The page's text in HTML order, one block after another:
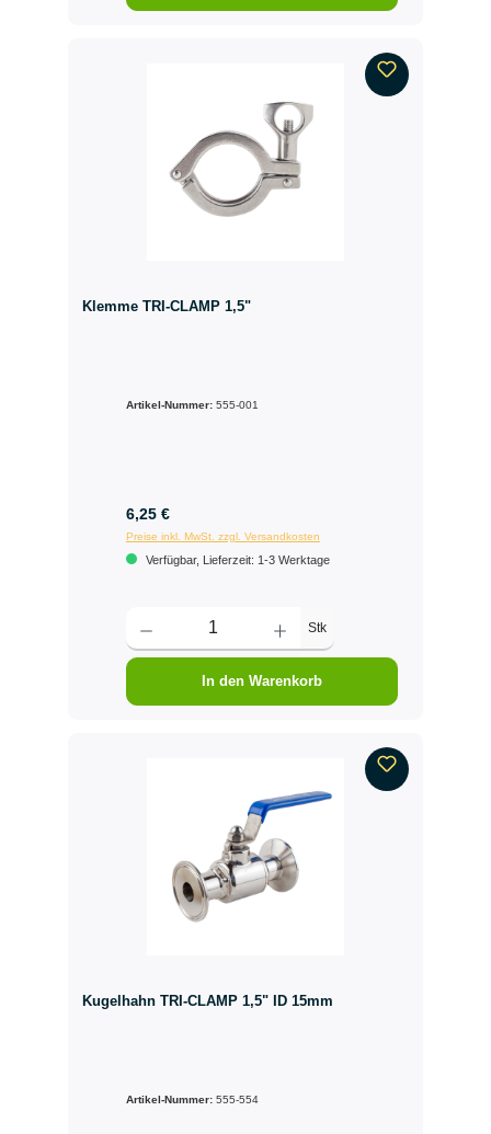
Klemme TRI-CLAMP 1,5"
Artikel-Nummer: 555-001
6,25 €
Preise inkl. MwSt. zzgl. Versandkosten
Verfügbar, Lieferzeit: 1-3 Werktage
Stk
In den Warenkorb
Kugelhahn TRI-CLAMP 1,5" ID 15mm
Artikel-Nummer: 555-554